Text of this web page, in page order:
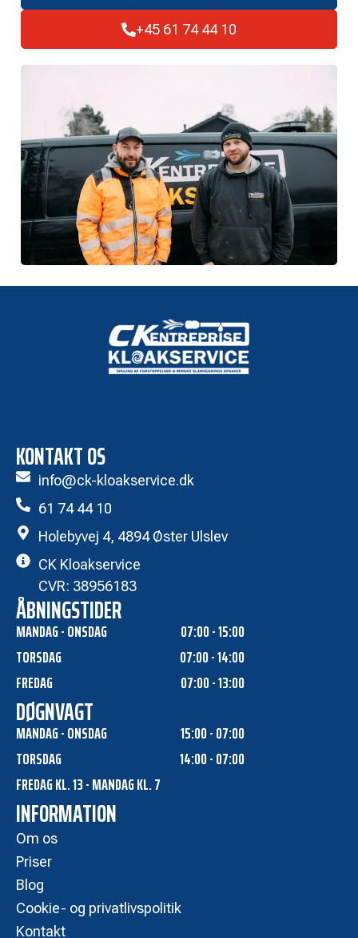
+45 61 74 44 10
KONTAKT OS
info@ck-kloakservice.dk
61 74 44 10
Holebyvej 4, 4894 Øster Ulslev
CK Kloakservice
CVR: 38956183
ÅBNINGSTIDER
MANDAG - ONSDAG
07:00 - 15:00
TORSDAG
07:00 - 14:00
FREDAG
07:00 - 13:00
DØGNVAGT
MANDAG - ONSDAG
15:00 - 07:00
TORSDAG
14:00 - 07:00
FREDAG KL. 13 - MANDAG KL. 7
INFORMATION
Om os
Priser
Blog
Cookie- og privatlivspolitik
Kontakt